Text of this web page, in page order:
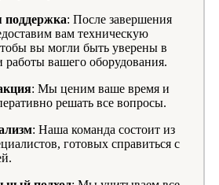
поддержка: После завершения
вам техническую
вы могли быть уверены в
работы вашего оборудования.
: Мы ценим ваше время и
решать все вопросы.
: Наша команда состоит из
готовых справиться с